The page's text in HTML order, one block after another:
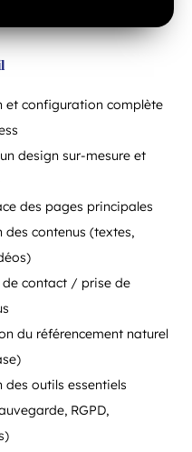
et configuration complète
design sur-mesure et
des pages principales
contenus (textes,
de contact / prise de
du référencement naturel
outils essentiels
RGPD,